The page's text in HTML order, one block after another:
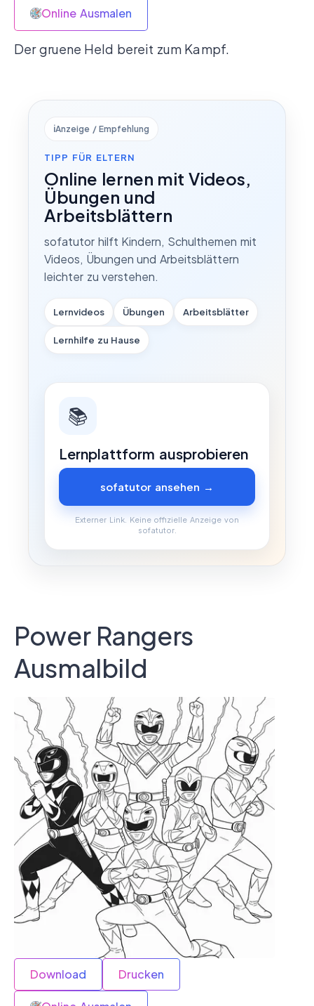
Online Ausmalen
Der gruene Held bereit zum Kampf.
ℹ️Anzeige / Empfehlung
TIPP FÜR ELTERN
Online lernen mit Videos,
Übungen und
Arbeitsblättern
sofatutor hilft Kindern, Schulthemen mit
Videos, Übungen und Arbeitsblättern
leichter zu verstehen.
Lernvideos Übungen Arbeitsblätter
Lernhilfe zu Hause
📚
Lernplattform ausprobieren
sofatutor ansehen →
Externer Link. Keine offizielle Anzeige von
sofatutor.
Power Rangers
Ausmalbild
Download Drucken